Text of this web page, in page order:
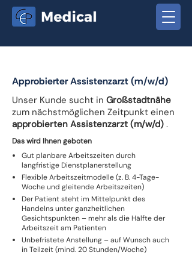
Approbierter Assistenzarzt (m/w/d)
Unser Kunde sucht in Großstadtnähe
zum nächstmöglichen Zeitpunkt einen
approbierten Assistenzarzt (m/w/d) .
Das wird Ihnen geboten
Gut planbare Arbeitszeiten durch
langfristige Dienstplanerstellung
Flexible Arbeitszeitmodelle (z. B. 4-Tage-
Woche und gleitende Arbeitszeiten)
Der Patient steht im Mittelpunkt des
Handelns unter ganzheitlichen
Gesichtspunkten – mehr als die Hälfte der
Arbeitszeit am Patienten
Unbefristete Anstellung – auf Wunsch auch
in Teilzeit (mind. 20 Stunden/Woche)